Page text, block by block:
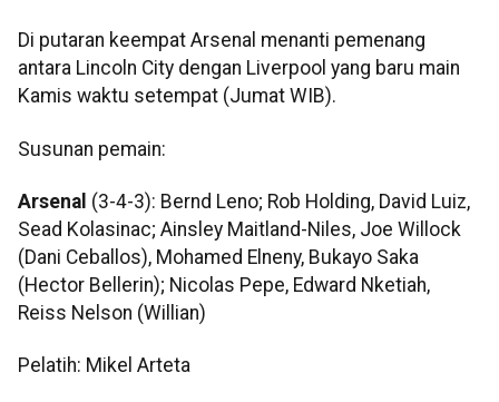
Di putaran keempat Arsenal menanti pemenang
antara Lincoln City dengan Liverpool yang baru main
Kamis waktu setempat (Jumat WIB).
Susunan pemain:
Arsenal (3-4-3): Bernd Leno; Rob Holding, David Luiz,
Sead Kolasinac; Ainsley Maitland-Niles, Joe Willock
(Dani Ceballos), Mohamed Elneny, Bukayo Saka
(Hector Bellerin); Nicolas Pepe, Edward Nketiah,
Reiss Nelson (Willian)
Pelatih: Mikel Arteta